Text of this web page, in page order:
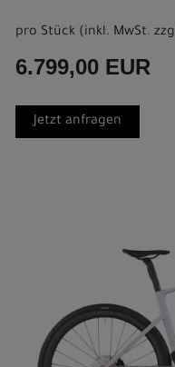
pro Stück (inkl. MwSt.
6.799,00 EUR
Jetzt anfragen